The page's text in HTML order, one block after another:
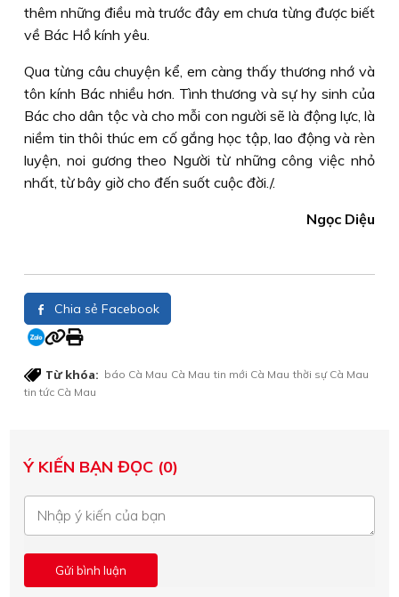
thêm những điều mà trước đây em chưa từng được biết
về Bác Hồ kính yêu.
Qua từng câu chuyện kể, em càng thấy thương nhớ và
tôn kính Bác nhiều hơn. Tình thương và sự hy sinh của
Bác cho dân tộc và cho mỗi con người sẽ là động lực, là
niềm tin thôi thúc em cố gắng học tập, lao động và rèn
luyện, noi gương theo Người từ những công việc nhỏ
nhất, từ bây giờ cho đến suốt cuộc đời./.
Ngọc Diệu
Chia sẻ Facebook
Từ khóa: báo Cà Mau Cà Mau tin mới Cà Mau thời sự Cà Mau
tin tức Cà Mau
Ý KIẾN BẠN ĐỌC (0)